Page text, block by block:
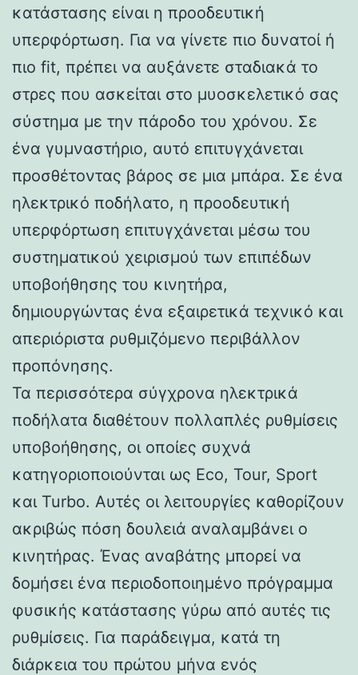
κατάστασης είναι η προοδευτική
υπερφόρτωση. Για να γίνετε πιο δυνατοί ή
πιο fit, πρέπει να αυξάνετε σταδιακά το
στρες που ασκείται στο μυοσκελετικό σας
σύστημα με την πάροδο του χρόνου. Σε
ένα γυμναστήριο, αυτό επιτυγχάνεται
προσθέτοντας βάρος σε μια μπάρα. Σε ένα
ηλεκτρικό ποδήλατο, η προοδευτική
υπερφόρτωση επιτυγχάνεται μέσω του
συστηματικού χειρισμού των επιπέδων
υποβοήθησης του κινητήρα,
δημιουργώντας ένα εξαιρετικά τεχνικό και
απεριόριστα ρυθμιζόμενο περιβάλλον
προπόνησης.
Τα περισσότερα σύγχρονα ηλεκτρικά
ποδήλατα διαθέτουν πολλαπλές ρυθμίσεις
υποβοήθησης, οι οποίες συχνά
κατηγοριοποιούνται ως Eco, Tour, Sport
και Turbo. Αυτές οι λειτουργίες καθορίζουν
ακριβώς πόση δουλειά αναλαμβάνει ο
κινητήρας. Ένας αναβάτης μπορεί να
δομήσει ένα περιοδοποιημένο πρόγραμμα
φυσικής κατάστασης γύρω από αυτές τις
ρυθμίσεις. Για παράδειγμα, κατά τη
διάρκεια του πρώτου μήνα ενός